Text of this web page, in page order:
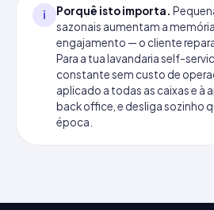
i Porquê isto importa.
sazonais aumentam a
engajamento — o cliente
Para a tua lavandaria self-
constante sem custo de
aplicado a todas as caixas e à
back office, e desliga sozinho
época.